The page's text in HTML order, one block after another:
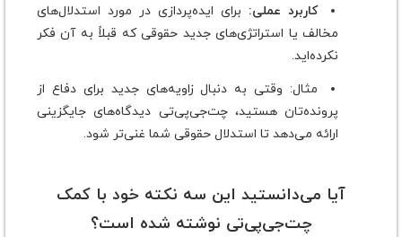
کاربرد عملی: برای ایده‌پردازی در مورد استدلال‌های
مخالف یا استراتژی‌های جدید حقوقی که قبلاً به آن فکر
نکرده‌اید.
مثال: وقتی به دنبال زاویه‌های جدید برای دفاع از
پرونده‌تان هستید، چت‌جی‌پی‌تی دیدگاه‌های جایگزینی
ارائه می‌دهد تا استدلال حقوقی شما غنی‌تر شود.
آیا می‌دانستید این سه نکته خود با کمک
چت‌جی‌پی‌تی نوشته شده است؟